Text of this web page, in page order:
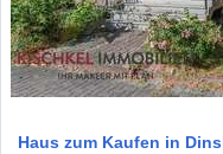
Haus zum Kaufen in